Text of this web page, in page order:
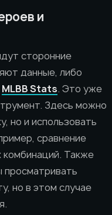
и
сторонние
данные, либо
MLBB Stats. Это уже
Здесь можно
но и использовать
сравнение
комбинаций. Также
просматривать
но в этом случае